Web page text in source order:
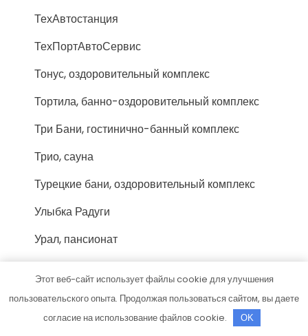
ТехАвтостанция
ТехПортАвтоСервис
Тонус, оздоровительный комплекс
Тортила, банно-оздоровительный комплекс
Три Бани, гостинично-банный комплекс
Трио, сауна
Турецкие бани, оздоровительный комплекс
Улыбка Радуги
Урал, пансионат
Урал, физкультурно-оздоровительный
комплекс
Усадьба банная, комплекс элитного отдыха
Этот веб-сайт использует файлы cookie для улучшения
пользовательского опыта. Продолжая пользоваться сайтом, вы даете
согласие на использование файлов cookie.
OK